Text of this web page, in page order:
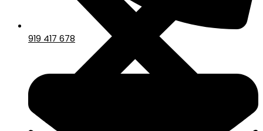
919 417 678